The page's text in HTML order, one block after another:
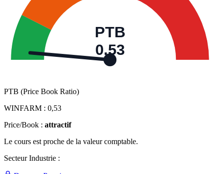
PTB
0,53
PTB (Price Book Ratio)
WINFARM : 0,53
Price/Book : attractif
Le cours est proche de la valeur comptable.
Secteur Industrie :